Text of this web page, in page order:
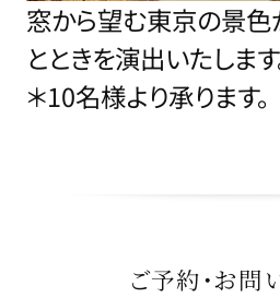
窓から望む東京の景色
とときを演出いたします
＊10名様より承ります。
ご予約・お問